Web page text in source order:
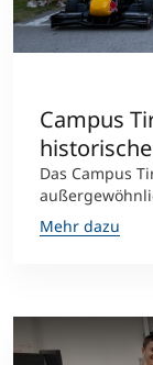
Campus
Das Campus
Mehr dazu